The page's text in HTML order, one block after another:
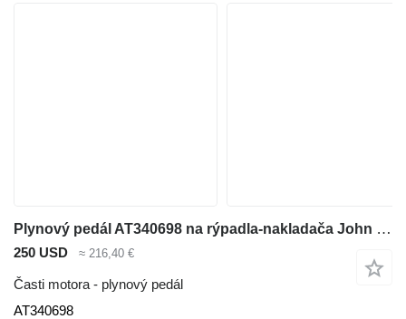
Plynový pedál AT340698 na rýpadla-nakladača John Deere 310K
250 USD ≈ 216,40 €
Časti motora - plynový pedál
AT340698